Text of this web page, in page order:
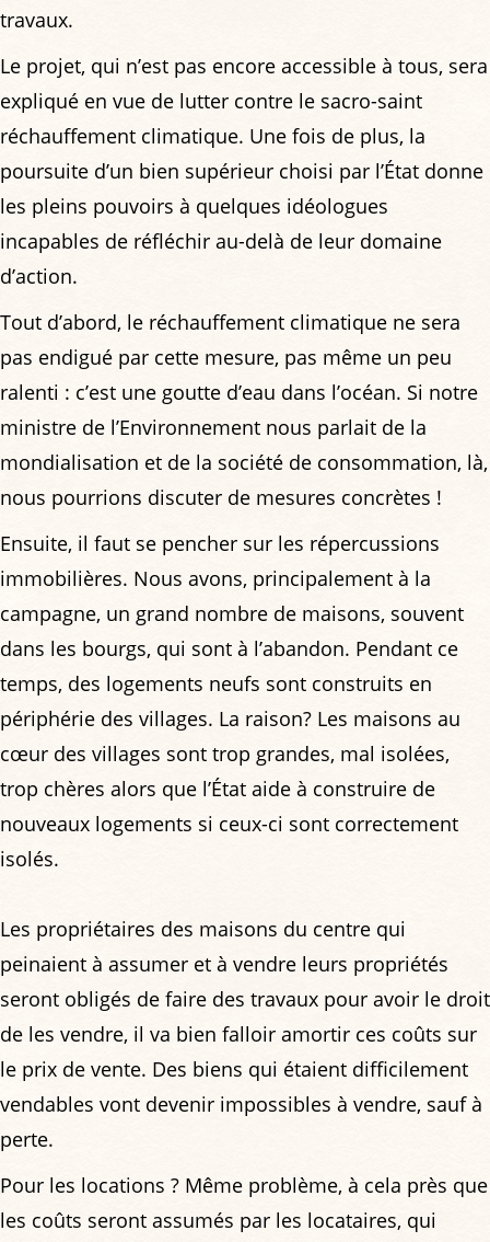
travaux.
Le projet, qui n’est pas encore accessible à tous, sera
expliqué en vue de lutter contre le sacro-saint
réchauffement climatique. Une fois de plus, la
poursuite d’un bien supérieur choisi par l’État donne
les pleins pouvoirs à quelques idéologues
incapables de réfléchir au-delà de leur domaine
d’action.
Tout d’abord, le réchauffement climatique ne sera
pas endigué par cette mesure, pas même un peu
ralenti : c’est une goutte d’eau dans l’océan. Si notre
ministre de l’Environnement nous parlait de la
mondialisation et de la société de consommation, là,
nous pourrions discuter de mesures concrètes !
Ensuite, il faut se pencher sur les répercussions
immobilières. Nous avons, principalement à la
campagne, un grand nombre de maisons, souvent
dans les bourgs, qui sont à l’abandon. Pendant ce
temps, des logements neufs sont construits en
périphérie des villages. La raison? Les maisons au
cœur des villages sont trop grandes, mal isolées,
trop chères alors que l’État aide à construire de
nouveaux logements si ceux-ci sont correctement
isolés.
Les propriétaires des maisons du centre qui
peinaient à assumer et à vendre leurs propriétés
seront obligés de faire des travaux pour avoir le droit
de les vendre, il va bien falloir amortir ces coûts sur
le prix de vente. Des biens qui étaient difficilement
vendables vont devenir impossibles à vendre, sauf à
perte.
Pour les locations ? Même problème, à cela près que
les coûts seront assumés par les locataires, qui